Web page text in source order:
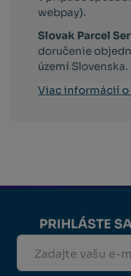
webpay).
Slovak Parcel
doručenie
území Slovenska.
Viac informácií o
PRIHLÁSTE